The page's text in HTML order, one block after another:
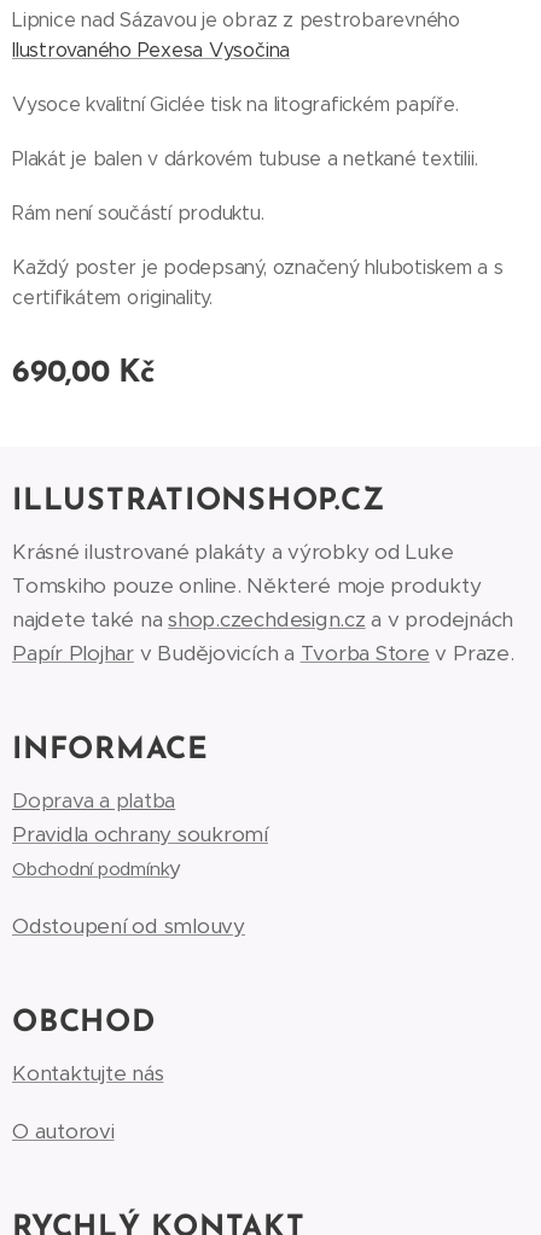
Lipnice nad Sázavou je obraz z pestrobarevného
Ilustrovaného Pexesa Vysočina
Vysoce kvalitní Giclée tisk na litografickém papíře.
Plakát je balen v dárkovém tubuse a netkané textilii.
Rám není součástí produktu.
Každý poster je podepsaný, označený hlubotiskem a s
certifikátem originality.
690,00Kč
ILLUSTRATIONSHOP.CZ
Krásné ilustrované plakáty a výrobky od Luke
Tomskiho pouze online. Některé moje produkty
najdete také nashop.czechdesign.cz a v prodejnách
Papír Plojharv Budějovicích a Tvorba Store v Praze.
INFORMACE
Doprava a platba
Pravidla ochrany soukromí
Obchodní podmínky
Odstoupení od smlouvy
OBCHOD
Kontaktujte nás
O autorovi
RYCHLÝ KONTAKT